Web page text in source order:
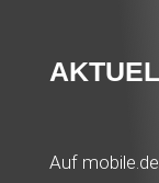
Auf